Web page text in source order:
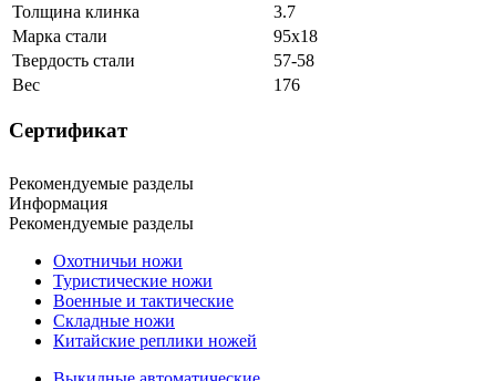
Толщина клинка
3.7
Марка стали
95х18
Твердость стали
57-58
Вес
176
Сертификат
Рекомендуемые разделы
Информация
Рекомендуемые разделы
Охотничьи ножи
Туристические ножи
Военные и тактические
Складные ножи
Китайские реплики ножей